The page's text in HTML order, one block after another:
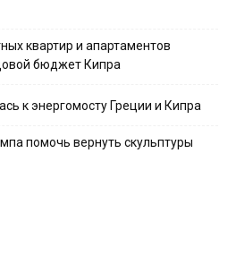
квартир и апартаментов
бюджет Кипра
к энергомосту Греции и Кипра
помочь вернуть скульптуры